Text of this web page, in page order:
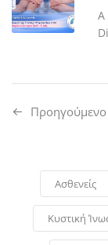
A
Προηγούμενo
Ασθενείς
Κυστική